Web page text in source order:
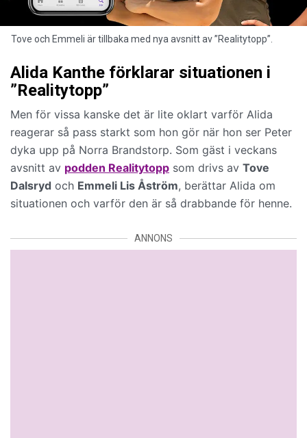
Tove och Emmeli är tillbaka med nya avsnitt av ”Realitytopp”.
Alida Kanthe förklarar situationen i
”Realitytopp”
Men för vissa kanske det är lite oklart varför Alida
reagerar så pass starkt som hon gör när hon ser Peter
dyka upp på Norra Brandstorp. Som gäst i veckans
avsnitt av podden Realitytopp som drivs av Tove
Dalsryd och Emmeli Lis Åström, berättar Alida om
situationen och varför den är så drabbande för henne.
ANNONS